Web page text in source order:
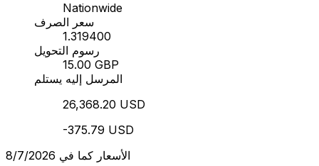
Nationwide
سعر الصرف
1.319400
رسوم التحويل
15.00 GBP
المرسل إليه يستلم
26,368.20 USD
-375.79 USD
الأسعار كما في 8/7/2026